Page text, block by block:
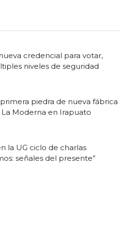
credencial para votar,
niveles de seguridad
piedra de nueva fábrica
Moderna en Irapuato
la UG ciclo de charlas
señales del presente”